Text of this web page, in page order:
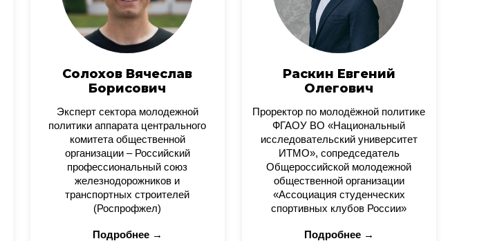
Солохов Вячеслав
Борисович
Эксперт сектора молодежной
политики аппарата центрального
комитета общественной
организации – Российский
профессиональный союз
железнодорожников и
транспортных строителей
(Роспрофжел)
Подробнее →
Раскин Евгений
Олегович
Проректор по молодёжной политике
ФГАОУ ВО «Национальный
исследовательский университет
ИТМО», сопредседатель
Общероссийской молодежной
общественной организации
«Ассоциация студенческих
спортивных клубов России»
Подробнее →